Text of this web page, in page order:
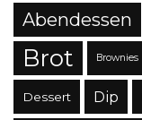
Abendessen
Brot Brownies
Dessert Dip